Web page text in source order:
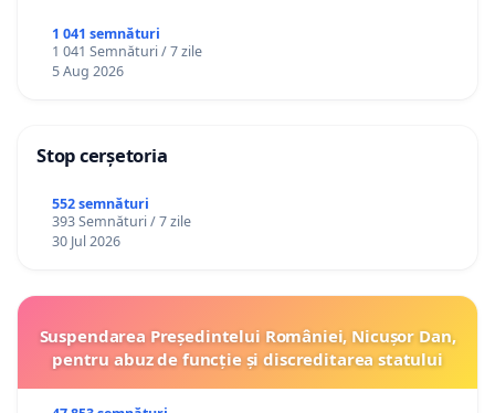
1 041 semnături
1 041 Semnături / 7 zile
5 Aug 2026
Stop cerșetoria
552 semnături
393 Semnături / 7 zile
30 Jul 2026
Suspendarea Președintelui României, Nicușor Dan,
pentru abuz de funcție și discreditarea statului